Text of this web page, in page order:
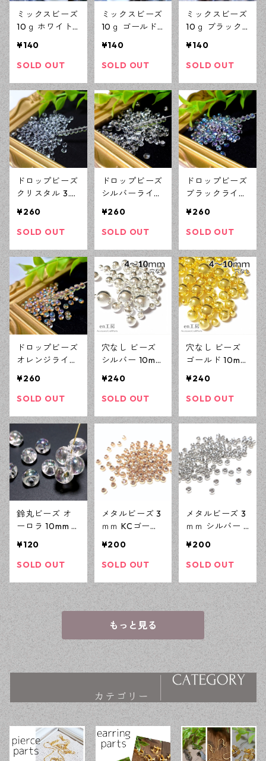
ミックスビーズ
10ｇ ホワイト
ロップ デリカ
アクセサリーパ
イド資材 【en
工房】
¥140
SOLD OUT
ミックスビーズ
10ｇ ゴールド
ロップ デリカ
アクセサリーパ
イド資材 【en
工房】
¥140
SOLD OUT
ミックスビーズ
10ｇ ブラック
ロップ デリカ
アクセサリーパ
イド資材 【en
工房】
¥140
SOLD OUT
ドロップビーズ
クリスタル 3.4
ずくビーズ ガ
ラスビーズ ア
ツ ハンドメイ
ド資材 【en工
房】
¥260
SOLD OUT
ドロップビーズ
シルバーライン
しずくビーズ
ガラスビーズ
ーツ ハンドメ
イド資材 【en
工房】
¥260
SOLD OUT
ドロップビーズ
ブラックライン
mm 10ｇ しず
くビーズ ガラ
セサリーパーツ
ハンドメイド資
材 【en工房】
¥260
SOLD OUT
ドロップビーズ
オレンジライン
mm 10ｇ しず
くビーズ ガラ
セサリーパーツ
ハンドメイド資
材 【en工房】
¥260
SOLD OUT
穴なし ビーズ
シルバー 10m
封入 デコ 樹脂
アクリルビーズ
ーツ ハンドメ
イド資材 【en
工房】
¥240
SOLD OUT
穴なし ビーズ
ゴールド 10m
封入 デコ 樹脂
アクリルビーズ
ーツ ハンドメ
イド資材 【en
工房】
¥240
SOLD OUT
鈴丸ビーズ オ
ーロラ 10mm 1
リルビーズ ア
クセサリーパー
ド資材 【en工
房】
¥120
SOLD OUT
メタルビーズ 3
ｍｍ KCゴール
ーサービーズ
アクセサリーパ
イド資材 【en
工房】
¥200
SOLD OUT
メタルビーズ 3
ｍｍ シルバー 3
ービーズ デザ
インパーツ ハ
【en工房】
¥200
SOLD OUT
もっと見る